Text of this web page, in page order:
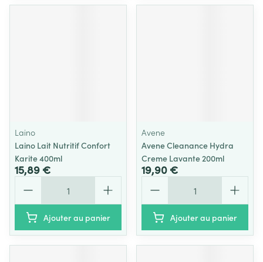
Laino
Laino Lait Nutritif Confort
Karite 400ml
15,89 €
Ajouter au panier
Avene
Avene Cleanance Hydra
Creme Lavante 200ml
19,90 €
Ajouter au panier